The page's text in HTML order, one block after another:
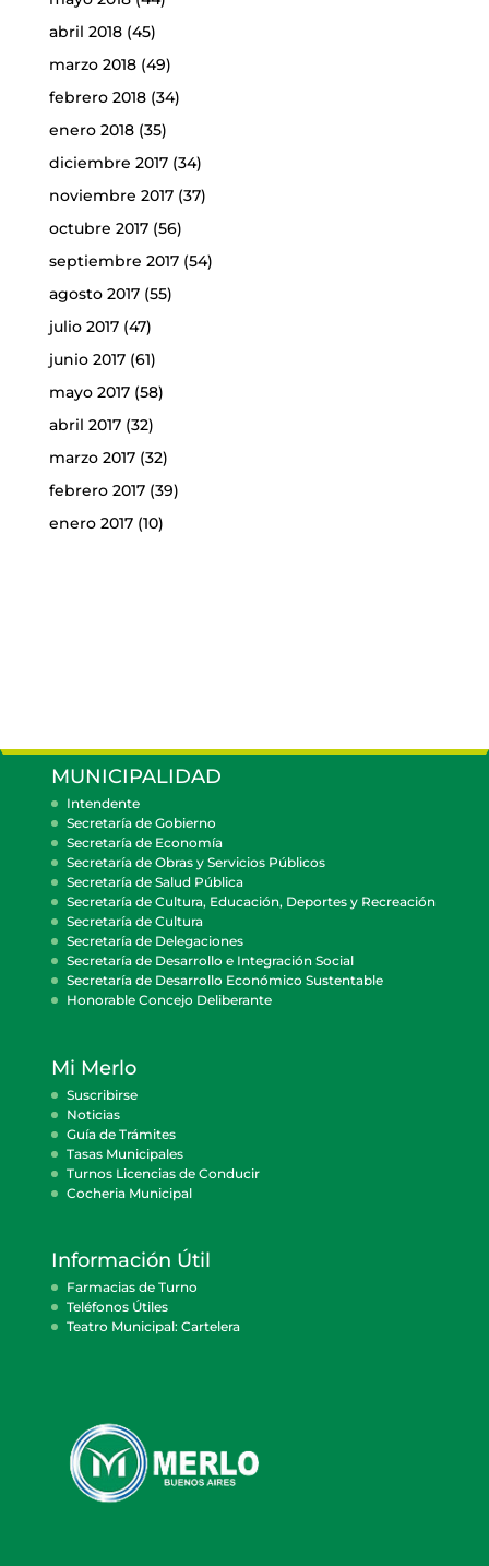
abril 2018(45)
marzo 2018(49)
febrero 2018(34)
enero 2018(35)
diciembre 2017(34)
noviembre 2017(37)
octubre 2017(56)
septiembre 2017(54)
agosto 2017(55)
julio 2017(47)
junio 2017(61)
mayo 2017(58)
abril 2017(32)
marzo 2017(32)
febrero 2017(39)
enero 2017(10)
MUNICIPALIDAD
Intendente
Secretaría de Gobierno
Secretaría de Economía
Secretaría de Obras y Servicios Públicos
Secretaría de Salud Pública
Secretaría de Cultura, Educación, Deportes y Recreación
Secretaría de Cultura
Secretaría de Delegaciones
Secretaría de Desarrollo e Integración Social
Secretaría de Desarrollo Económico Sustentable
Honorable Concejo Deliberante
Mi Merlo
Suscribirse
Noticias
Guía de Trámites
Tasas Municipales
Turnos Licencias de Conducir
Cocheria Municipal
Información Útil
Farmacias de Turno
Teléfonos Útiles
Teatro Municipal: Cartelera